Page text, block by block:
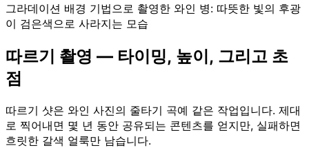
그라데이션 배경 기법으로 촬영한 와인 병: 따뜻한 빛의 후광
이 검은색으로 사라지는 모습
따르기 촬영 — 타이밍, 높이, 그리고 초
점
따르기 샷은 와인 사진의 줄타기 곡예 같은 작업입니다. 제대
로 찍어내면 몇 년 동안 공유되는 콘텐츠를 얻지만, 실패하면
흐릿한 갈색 얼룩만 남습니다.